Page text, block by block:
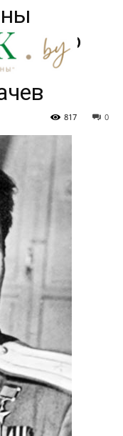
0
817